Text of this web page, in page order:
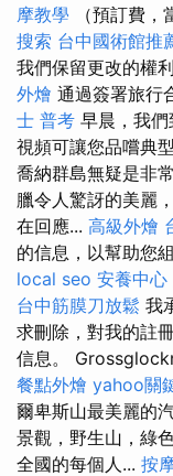
摩教學 （預訂費，
搜索 台中國術館推
我們保留更改的權
外燴 通過簽署旅行
士 普考 早晨，我
視頻可讓您品嚐典
喬納群島無疑是非
臘令人驚訝的美麗
在回應... 高級外燴
的信息，以幫助您
local seo 安養中心
台中筋膜刀放鬆 我
求刪除，對我的註
信息。
餐點外燴 yahoo關
爾卑斯山最美麗的
景觀，野生山，綠
全國的每個人... 按